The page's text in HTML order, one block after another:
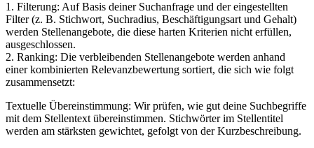
1. Filterung: Auf Basis deiner Suchanfrage und der eingestellten
Filter (z. B. Stichwort, Suchradius, Beschäftigungsart und Gehalt)
werden Stellenangebote, die diese harten Kriterien nicht erfüllen,
ausgeschlossen.
2. Ranking: Die verbleibenden Stellenangebote werden anhand
einer kombinierten Relevanzbewertung sortiert, die sich wie folgt
zusammensetzt:
Textuelle Übereinstimmung: Wir prüfen, wie gut deine Suchbegriffe
mit dem Stellentext übereinstimmen. Stichwörter im Stellentitel
werden am stärksten gewichtet, gefolgt von der Kurzbeschreibung.